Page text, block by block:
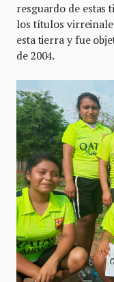
resguardo de estas
los títulos
esta tierra y fue
de 2004.